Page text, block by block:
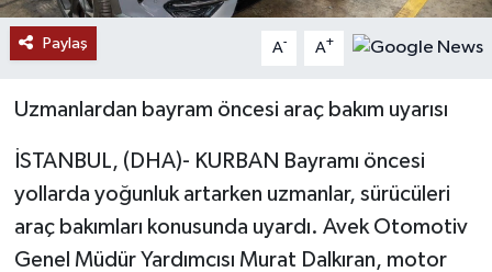
Paylaş A- A+
Uzmanlardan bayram öncesi araç bakım uyarısı
İSTANBUL, (DHA)- KURBAN Bayramı öncesi
yollarda yoğunluk artarken uzmanlar, sürücüleri
araç bakımları konusunda uyardı. Avek Otomotiv
Genel Müdür Yardımcısı Murat Dalkıran, motor
Haberde İnsan
Kültür Sanat
Magazin